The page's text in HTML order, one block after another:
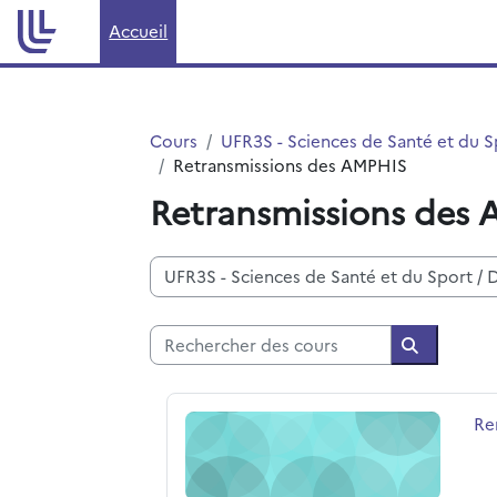
Passer au contenu principal
Accueil
Cours UFR3S - Sciences de Santé et du
Retransmissions des AMPHIS
Retransmissions des
Catégories de cours
Rechercher des cours
Rencontres santé environnement